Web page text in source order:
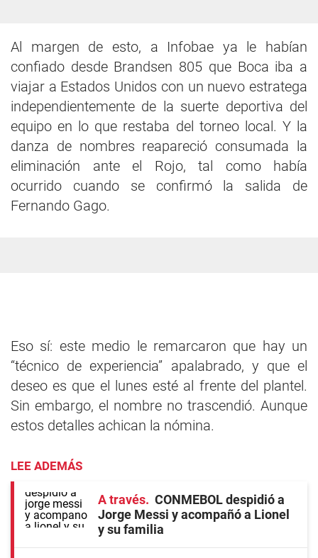
Al margen de esto, a Infobae ya le habían
confiado desde Brandsen 805 que Boca iba a
viajar a Estados Unidos con un nuevo estratega
independientemente de la suerte deportiva del
equipo en lo que restaba del torneo local. Y la
danza de nombres reapareció consumada la
eliminación ante el Rojo, tal como había
ocurrido cuando se confirmó la salida de
Fernando Gago.
Eso sí: este medio le remarcaron que hay un
“técnico de experiencia” apalabrado, y que el
deseo es que el lunes esté al frente del plantel.
Sin embargo, el nombre no trascendió. Aunque
estos detalles achican la nómina.
LEE ADEMÁS
A través
CONMEBOL despidió a
Jorge Messi y acompañó a Lionel
y su familia